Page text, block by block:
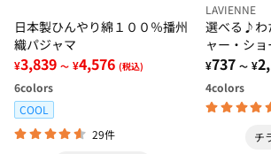
日本製ひんやり綿１００％播州
織パジャマ
¥3,839 ～ ¥4,576 (税込)
6colors
COOL
29件
LAVIENNE
選べる♪わ
ャー・ショ
¥737 ～ ¥
4colors
チ